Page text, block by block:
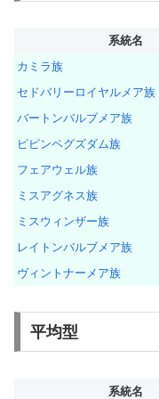
系統名
カミラ族
セドバリーロイヤルメア族
バートンバルブメア族
ピピンペグズダム族
フェアウェル族
ミスアグネス族
ミスウィンザー族
レイトンバルブメア族
ヴィントナーメア族
平均型
系統名